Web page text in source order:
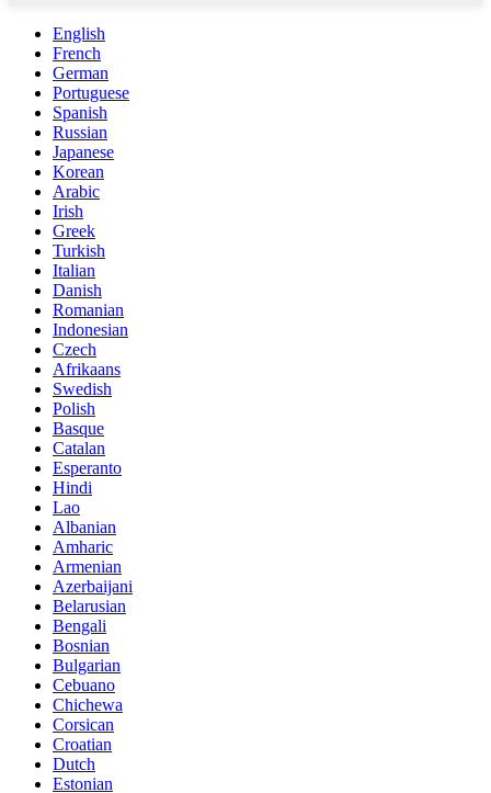
English
French
German
Portuguese
Spanish
Russian
Japanese
Korean
Arabic
Irish
Greek
Turkish
Italian
Danish
Romanian
Indonesian
Czech
Afrikaans
Swedish
Polish
Basque
Catalan
Esperanto
Hindi
Lao
Albanian
Amharic
Armenian
Azerbaijani
Belarusian
Bengali
Bosnian
Bulgarian
Cebuano
Chichewa
Corsican
Croatian
Dutch
Estonian